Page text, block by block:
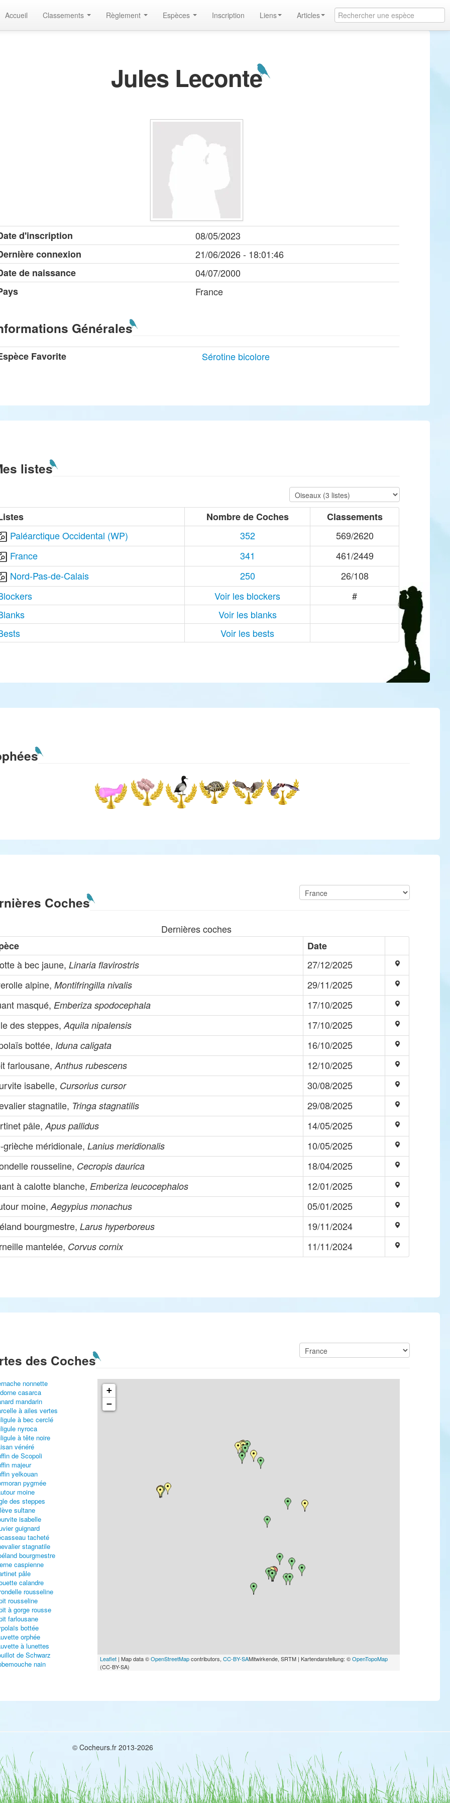
Accueil Classements Règlement Espèces Inscription Liens Articles
Jules Leconte
d'inscription
08/05/2023
connexion
21/06/2026 - 18:01:46
de naissance
04/07/2000
France
Générales
Favorite Sérotine bicolore
listes
Nombre de Coches
Classements
Paléarctique Occidental (WP)
352
569/2620
France
341
461/2449
Nord-Pas-de-Calais
250
26/108
Voir les blockers
#
Voir les blanks
Voir les bests
Coches
Dernières coches
Date
à bec jaune,Linaria flavirostris
27/12/2025
alpine,Montifringilla nivalis
29/11/2025
masqué, Emberiza spodocephala
17/10/2025
des steppes,Aquila nipalensis
17/10/2025
bottée, Iduna caligata
16/10/2025
farlousane,Anthus rubescens
12/10/2025
isabelle, Cursorius cursor
30/08/2025
stagnatile, Tringa stagnatilis
29/08/2025
pâle,Apus pallidus
14/05/2025
grièche méridionale,Lanius meridionalis
10/05/2025
rousseline, Cecropis daurica
18/04/2025
à calotte blanche, Emberiza leucocephalos
12/01/2025
moine,Aegypius monachus
05/01/2025
bourgmestre,Larus hyperboreus
19/11/2024
mantelée, Corvus cornix 11/11/2024
des Coches
nonnette
casarca
mandarin
à ailes vertes
à bec cerclé
nyroca
à tête noire
vénéré
de Scopoli
majeur
yelkouan
pygmée
moine
des steppes
sultane
isabelle
guignard
tacheté
stagnatile
bourgmestre
caspienne
pâle
calandre
rousseline
rousseline
à gorge rousse
farlousane
bottée
orphée
à lunettes
de Schwarz
nain
mantelée
à calotte blanche
ortolan
rustique
nain
+
−
Leaflet| Map data ©OpenStreetMapcontributors, CC-BY-SAMitwirkende, SRTM | Kartendarstellung: ©OpenTopoMap
(CC-BY-SA)
© Cocheurs.fr 2013-2026